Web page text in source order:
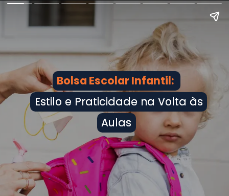
Bolsa Escolar Infantil:
Estilo e Praticidade na Volta às
Aulas
Bolsa Escolar Infantil:
Estilo e Praticidade na Volta às
Aulas